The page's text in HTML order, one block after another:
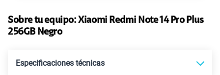
Ver más planes
Sobre tu equipo:Xiaomi Redmi Note 14 Pro Plus
256GB Negro
Especificaciones técnicas